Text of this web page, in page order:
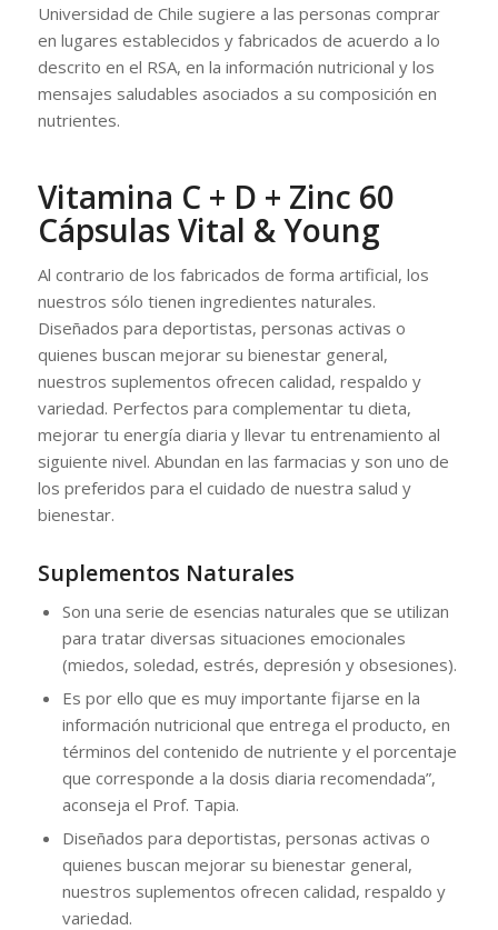
Universidad de Chile sugiere a las personas comprar
en lugares establecidos y fabricados de acuerdo a lo
descrito en el RSA, en la información nutricional y los
mensajes saludables asociados a su composición en
nutrientes.
Vitamina C + D + Zinc 60
Cápsulas Vital & Young
Al contrario de los fabricados de forma artificial, los
nuestros sólo tienen ingredientes naturales.
Diseñados para deportistas, personas activas o
quienes buscan mejorar su bienestar general,
nuestros suplementos ofrecen calidad, respaldo y
variedad. Perfectos para complementar tu dieta,
mejorar tu energía diaria y llevar tu entrenamiento al
siguiente nivel. Abundan en las farmacias y son uno de
los preferidos para el cuidado de nuestra salud y
bienestar.
Suplementos Naturales
Son una serie de esencias naturales que se utilizan
para tratar diversas situaciones emocionales
(miedos, soledad, estrés, depresión y obsesiones).
Es por ello que es muy importante fijarse en la
información nutricional que entrega el producto, en
términos del contenido de nutriente y el porcentaje
que corresponde a la dosis diaria recomendada”,
aconseja el Prof. Tapia.
Diseñados para deportistas, personas activas o
quienes buscan mejorar su bienestar general,
nuestros suplementos ofrecen calidad, respaldo y
variedad.